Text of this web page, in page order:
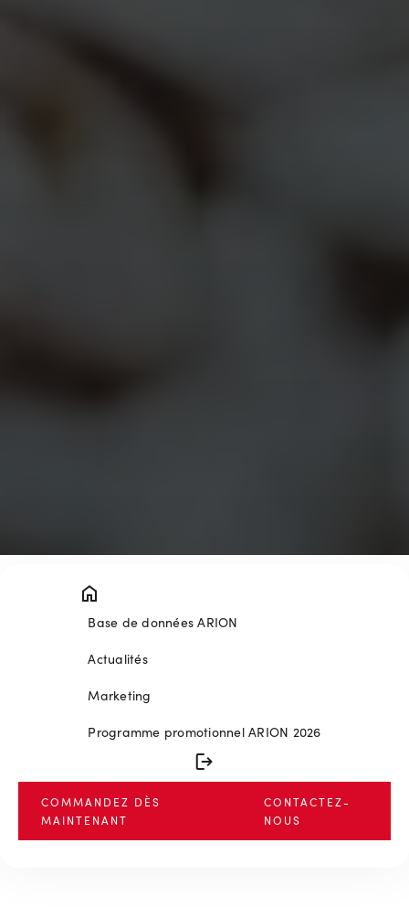
Base de données ARION
Actualités
Marketing
Programme promotionnel ARION 2026
COMMANDEZ DÈS
MAINTENANT
CONTACTEZ-
NOUS